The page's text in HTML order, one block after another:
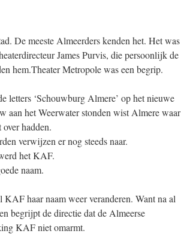
De meeste Almeerders kenden het. Het was
James Purvis, die persoonlijk de
hem.Theater Metropole was een begrip.
letters ‘Schouwburg Almere’ op het nieuwe
aan het Weerwater stonden wist Almere waar
over hadden.
verwijzen er nog steeds naar.
het KAF.
naam.
haar naam weer veranderen. Want na al
begrijpt de directie dat de Almeerse
KAF niet omarmt.